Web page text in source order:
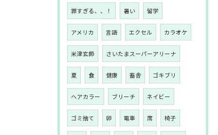
罪すぎる、、！ 暑い 留学
アメリカ 言語 エクセル カラオケ
米津玄師 さいたまスーパーアリーナ
夏 食 健康 畜舎 ゴキブリ
ヘアカラー ブリーチ ネイビー
ゴミ捨て 卵 電車 席 椅子